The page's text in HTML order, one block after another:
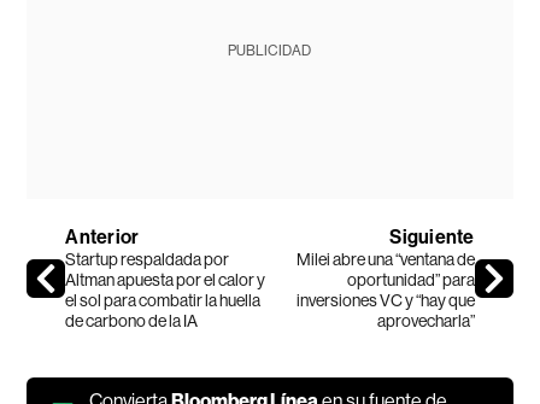
PUBLICIDAD
Anterior
Startup respaldada por
Altman apuesta por el calor y
el sol para combatir la huella
de carbono de la IA
Siguiente
Milei abre una “ventana de
oportunidad” para
inversiones VC y “hay que
aprovecharla”